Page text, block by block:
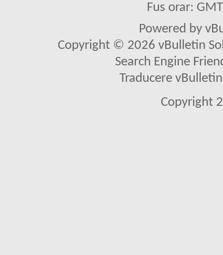
Fus orar:
Powered by
Copyright © 2026 vBulletin
Search Engine
Traducere
Copyright